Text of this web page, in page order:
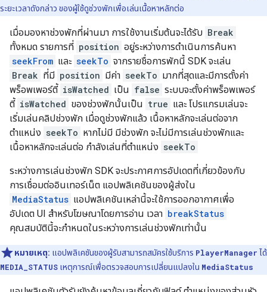
ระยะเวลาดังกล่าว ของผู้ใช้ดูช่วงพักเพื่อเล่นเนื้อหาหลักต่อ
เมื่อมองหาช่วงพักที่ผ่านมา การใช้งานเริ่มต้นจะได้รับ Break
ทั้งหมด รายการที่ position อยู่ระหว่างการดำเนินการค้นหา
seekFrom และ seekTo จากรายชื่อการพักนี้ SDK จะเล่น
Break ที่มี position มีค่า seekTo มากที่สุดและมีการตั้งค่า
พร็อพเพอร์ตี้ isWatched เป็น false ระบบจะตั้งค่าพร็อพเพอร์
ตี้ isWatched ของช่วงพักนั้นเป็น true และ โปรแกรมเล่นจะ
เริ่มเล่นคลิปช่วงพัก เมื่อดูช่วงพักแล้ว เนื้อหาหลักจะเล่นต่อจาก
ตำแหน่ง seekTo หากไม่มี มีช่วงพัก จะไม่มีการเล่นช่วงพักและ
เนื้อหาหลักจะเล่นต่อ กำลังเล่นที่ตำแหน่ง seekTo
ระหว่างการเล่นช่วงพัก SDK จะประกาศการอัปเดตที่เกี่ยวข้องกับ
การเชื่อมต่ออินเทอร์เน็ต แอปพลิเคชันของผู้ส่งใน
MediaStatus แอปพลิเคชันเหล่านี้จะใช้การออกอากาศเพื่อ
อัปเดต UI สำหรับโฆษณาโดยการอ่าน เวลา breakStatus
คุณสมบัตินี้จะกำหนดในระหว่างการเล่นช่วงพักเท่านั้น
หมายเหตุ: แอปพลิเคชันของผู้รับสามารถสมัครใช้บริการ PlayerManager ได้
MEDIA_STATUS เหตุการณ์เพื่อตรวจสอบการเปลี่ยนแปลงใน MediaStatus